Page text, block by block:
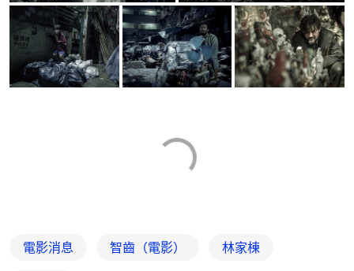
電影消息 智齒（電影） 林家棟